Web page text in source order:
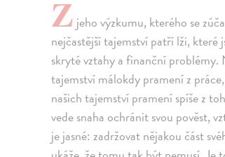
Z jeho výzkumu, kterého se
nejčastější tajemství patří lži, které
skryté vztahy a finanční problémy.
tajemství málokdy pramení z
našich tajemství pramení spíše z
vede snaha ochránit svou pověst,
je jasné: zadržovat nějakou část